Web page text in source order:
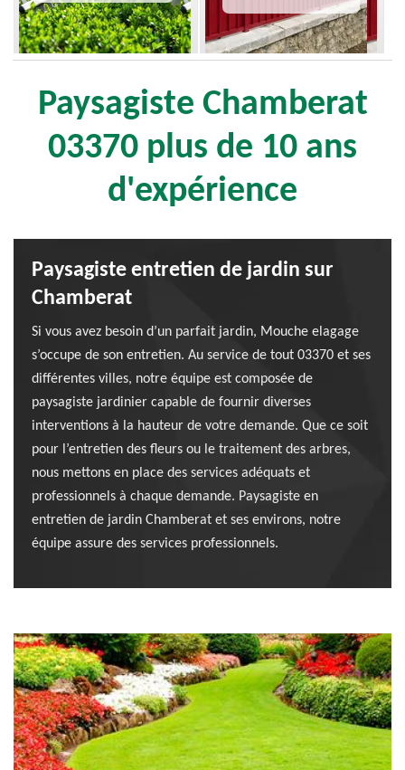
Paysagiste Chamberat
03370 plus de 10 ans
d'expérience
Paysagiste entretien de jardin sur
Chamberat
Si vous avez besoin d’un parfait jardin, Mouche elagage
s’occupe de son entretien. Au service de tout 03370 et ses
différentes villes, notre équipe est composée de
paysagiste jardinier capable de fournir diverses
interventions à la hauteur de votre demande. Que ce soit
pour l’entretien des fleurs ou le traitement des arbres,
nous mettons en place des services adéquats et
professionnels à chaque demande. Paysagiste en
entretien de jardin Chamberat et ses environs, notre
équipe assure des services professionnels.